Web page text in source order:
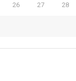
26 27 28